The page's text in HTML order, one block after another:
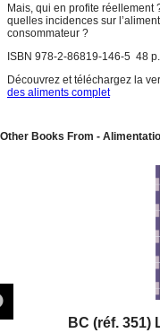
Mais, qui en profite réellement
quelles incidences sur
consommateur ?
ISBN 978-2-86819-146-5 48 p.
Découvrez et téléchargez la
des aliments complet
Other Books From -
BC (réf. 351)